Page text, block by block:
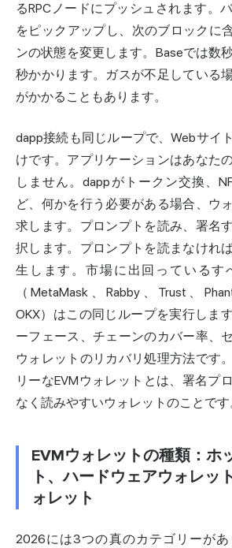
るRPCノードにプッシュされます。
をピックアップし、次のブロックに
ンの状態を変更します。Baseでは数
秒かかります。ガスが不足している
がかかることもあります。
dapp接続も同じループで、Webサイ
けです。アプリケーションはあなた
しません。dappがトークン交換、
ど、何かを行う必要がある場合、ウ
求します。プロンプトを読み、署名
択します。プロンプトを読まなけれ
生します。市場に出回っているす
（MetaMask、Rabby、Trust、
OKX）はこの同じループを実行しま
ーフェース、チェーンのカバー率、
ウォレットのリカバリ処理方法です
リーなEVMウォレットとは、署名プ
なく読みやすいウォレットのことです
EVMウォレットの種類：ホ
ト、ハードウェアウォレッ
ォレット
2026には3つの真のカテゴリーが